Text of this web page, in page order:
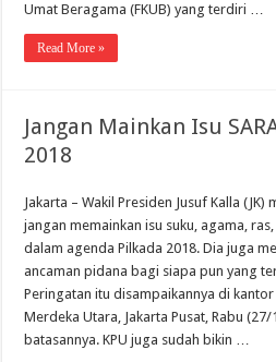
Umat Beragama (FKUB) yang terdiri …
Read More »
Jangan Mainkan Isu
2018
Jakarta – Wakil Presiden Jusuf Kalla
jangan memainkan isu suku, agama,
dalam agenda Pilkada 2018. Dia juga
ancaman pidana bagi siapa pun yang
Peringatan itu disampaikannya di kantor
Merdeka Utara, Jakarta Pusat, Rabu
batasannya. KPU juga sudah bikin …